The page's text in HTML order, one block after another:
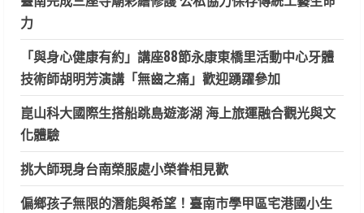
力
「與身心健康有約」講座88節永康東橋里活動中心牙體
技術師胡明芳演講「無齒之痛」歡迎踴躍參加
崑山科大國際生搭船跳島遊澎湖 海上旅運融合觀光與文
化體驗
挑大師現身台南榮服處小榮眷相見歡
偏鄉孩子無限的潛能與希望！臺南市學甲區宅港國小生